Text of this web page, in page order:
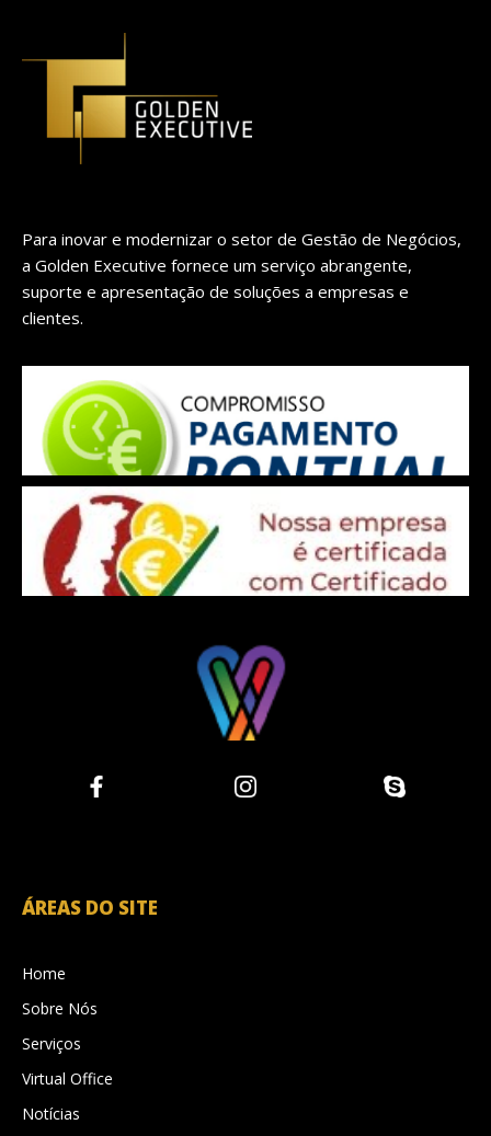
Para inovar e modernizar o setor de Gestão de Negócios,
a Golden Executive fornece um serviço abrangente,
suporte e apresentação de soluções a empresas e
clientes.
ÁREAS DO SITE
Home
Sobre Nós
Serviços
Virtual Office
Notícias